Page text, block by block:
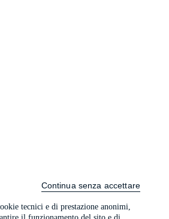
tecnici e di prestazione anonimi,
il funzionamento del sito e di
Continua senza accettare